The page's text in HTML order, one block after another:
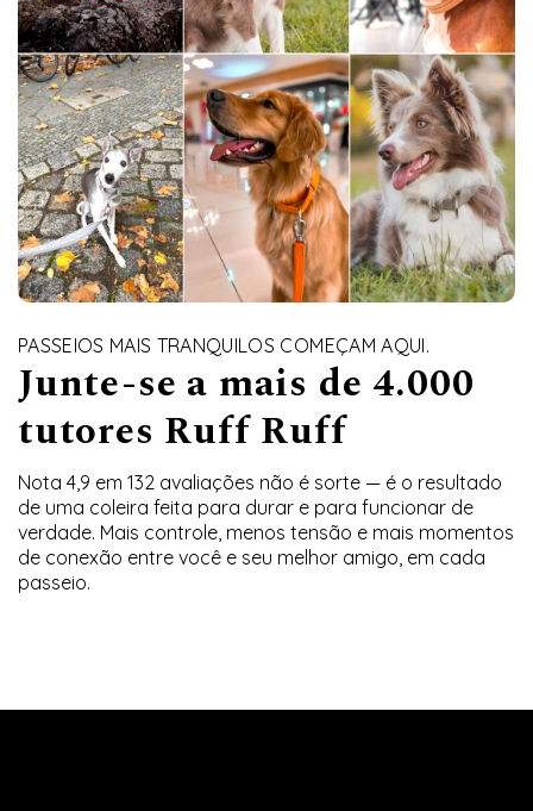
PASSEIOS MAIS TRANQUILOS COMEÇAM AQUI.
Junte-se a mais de 4.000
tutores Ruff Ruff
Nota 4,9 em 132 avaliações não é sorte — é o resultado
de uma coleira feita para durar e para funcionar de
verdade. Mais controle, menos tensão e mais momentos
de conexão entre você e seu melhor amigo, em cada
passeio.